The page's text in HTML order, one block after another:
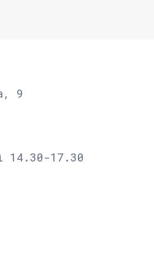
9
14.30-17.30